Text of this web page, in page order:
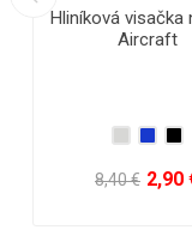
Reflexný
0,80 €